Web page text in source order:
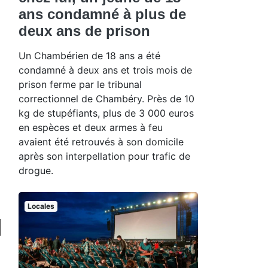
ans condamné à plus de
deux ans de prison
Un Chambérien de 18 ans a été
condamné à deux ans et trois mois de
prison ferme par le tribunal
correctionnel de Chambéry. Près de 10
kg de stupéfiants, plus de 3 000 euros
en espèces et deux armes à feu
avaient été retrouvés à son domicile
après son interpellation pour trafic de
drogue.
Locales